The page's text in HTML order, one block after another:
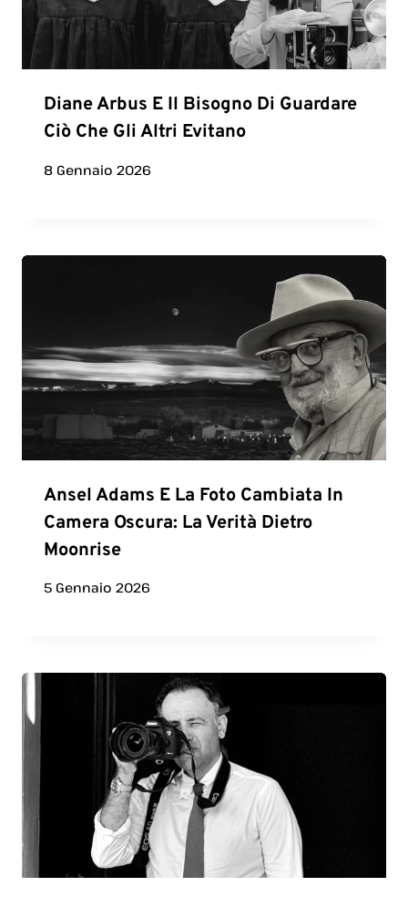
Diane Arbus E Il Bisogno Di Guardare
Ciò Che Gli Altri Evitano
8 Gennaio 2026
Ansel Adams E La Foto Cambiata In
Camera Oscura: La Verità Dietro
Moonrise
5 Gennaio 2026